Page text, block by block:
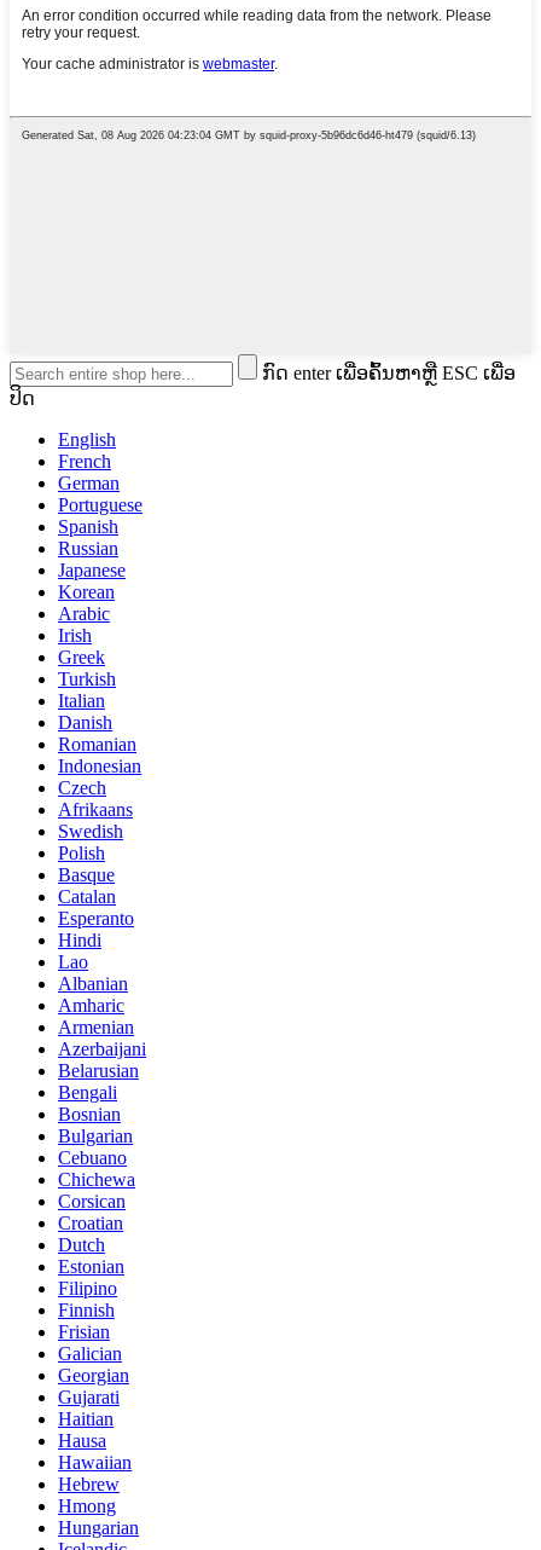
ກົດ enter ເພື່ອຄົ້ນຫາຫຼື ESC ເພື່ອ
ປິດ
English
French
German
Portuguese
Spanish
Russian
Japanese
Korean
Arabic
Irish
Greek
Turkish
Italian
Danish
Romanian
Indonesian
Czech
Afrikaans
Swedish
Polish
Basque
Catalan
Esperanto
Hindi
Lao
Albanian
Amharic
Armenian
Azerbaijani
Belarusian
Bengali
Bosnian
Bulgarian
Cebuano
Chichewa
Corsican
Croatian
Dutch
Estonian
Filipino
Finnish
Frisian
Galician
Georgian
Gujarati
Haitian
Hausa
Hawaiian
Hebrew
Hmong
Hungarian